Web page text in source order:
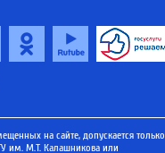
на сайте, допускается только
им. М.Т. Калашникова или